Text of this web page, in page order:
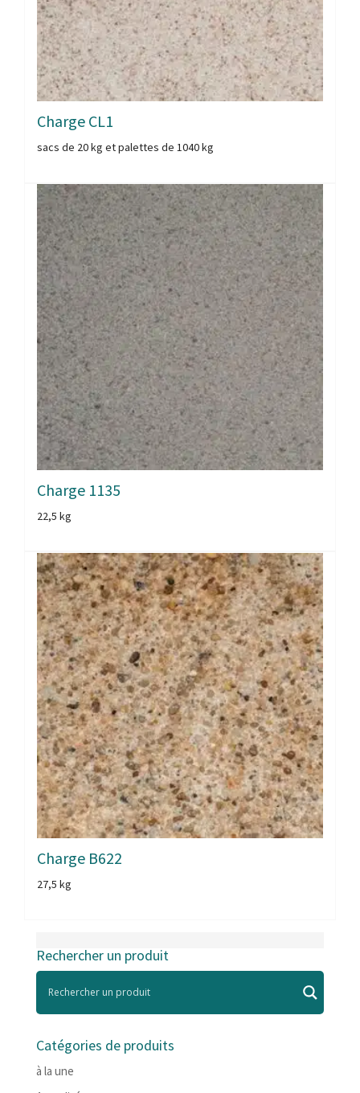
Charge CL1
sacs de 20 kg et palettes de 1040 kg
Charge 1135
22,5 kg
Charge B622
27,5 kg
Rechercher un produit
Catégories de produits
à la une